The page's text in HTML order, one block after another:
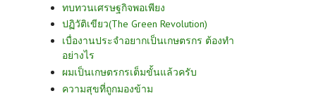
ทบทวนเศรษฐกิจพอเพียง
ปฏิวัติเขียว(The Green Revolution)
เบื่องานประจำอยากเป็นเกษตรกร ต้องทำ
อย่างไร
ผมเป็นเกษตรกรเต็มขั้นแล้วครับ
ความสุขที่ถูกมองข้าม